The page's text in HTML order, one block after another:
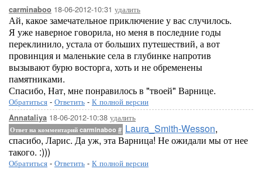
carminaboo 18-06-2012-10:31 удалить
Ай, какое замечательное приключение у вас случилось.
Я уже наверное говорила, но меня в последние годы
переклинило, устала от больших путешествий, а вот
провинция и маленькие села в глубинке напротив
вызывают бурю восторга, хоть и не обременены
памятниками.
Спасибо, Нат, мне понравилось в "твоей" Варнице.
Обратиться - Ответить - К полной версии
Annataliya 18-06-2012-10:38 удалить
Ответ на комментарий carminaboo # Laura_Smith-Wesson,
спасибо, Ларис. Да уж, эта Варница! Не ожидали мы от нее
такого. :)))
Обратиться - Ответить - К полной версии